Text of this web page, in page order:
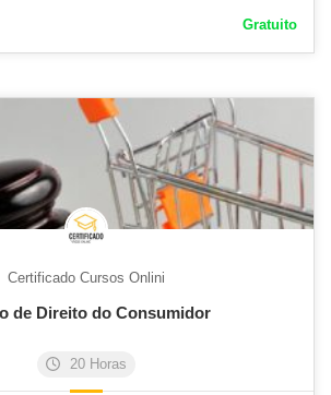
Gratuito
Certificado Cursos Onlini
de Direito do Consumidor
20 Horas